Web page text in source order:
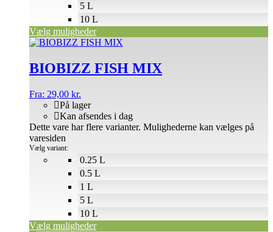
Vælg muligheder
5 L
10 L
BIOBIZZ FISH MIX
Fra: 29,00 kr.
På lager
Kan afsendes i dag
Vælg variant:
Vælg muligheder
Dette vare har flere varianter. Mulighederne kan vælges på
varesiden
0.25 L
0.5 L
1 L
5 L
10 L